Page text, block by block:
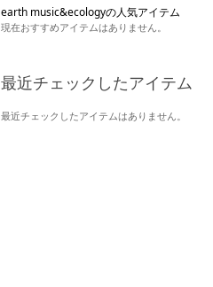
earth music&ecologyの人気アイテム
現在おすすめアイテムはありません。
最近チェックしたアイテム
最近チェックしたアイテムはありません。